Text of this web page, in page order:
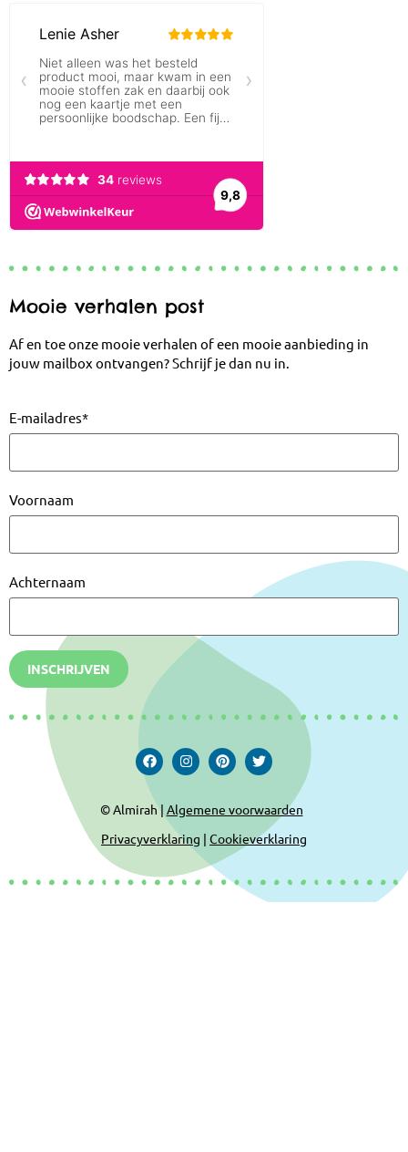
Mooie verhalen post
Af en toe onze mooie verhalen of een mooie aanbieding in
jouw mailbox ontvangen? Schrijf je dan nu in.
E-mailadres*
Voornaam
Achternaam
INSCHRIJVEN
© Almirah | Algemene voorwaarden
Privacyverklaring | Cookieverklaring